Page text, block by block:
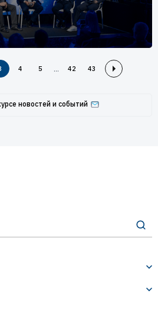
4 5 ... 42 43
новостей и событий